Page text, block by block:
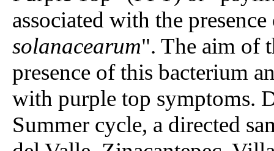
associated with the
solanacearum". The aim of
presence of this bacterium
with purple top symptoms.
Summer cycle, a directed